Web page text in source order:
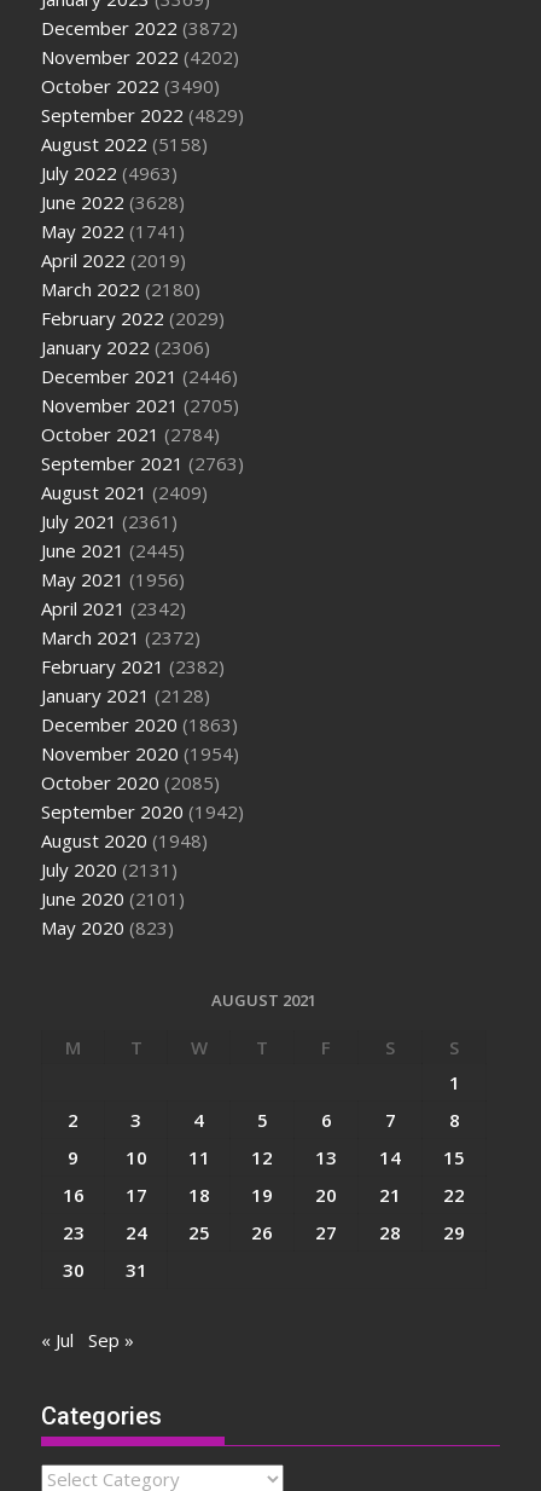
December 2022 (3872)
November 2022 (4202)
October 2022 (3490)
September 2022 (4829)
August 2022 (5158)
July 2022 (4963)
June 2022 (3628)
May 2022 (1741)
April 2022 (2019)
March 2022 (2180)
February 2022 (2029)
January 2022 (2306)
December 2021 (2446)
November 2021 (2705)
October 2021 (2784)
September 2021 (2763)
August 2021 (2409)
July 2021 (2361)
June 2021 (2445)
May 2021 (1956)
April 2021 (2342)
March 2021 (2372)
February 2021 (2382)
January 2021 (2128)
December 2020 (1863)
November 2020 (1954)
October 2020 (2085)
September 2020 (1942)
August 2020 (1948)
July 2020 (2131)
June 2020 (2101)
May 2020 (823)
AUGUST 2021
M T W T F S
S
1
2
3 4 5 6 7
8
9
10 11 12 13 14
15
16
17 18 19 20 21
22
23
24 25 26 27 28
29
30
31
« Jul Sep »
Categories
Categories